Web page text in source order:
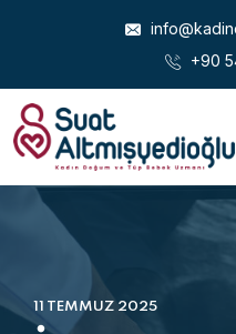
+90
11 TEMMUZ 2025